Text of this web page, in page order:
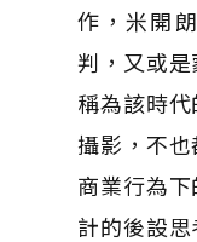
作，米開
判，又或
稱為該時
攝影，不
商業行為
計的後設